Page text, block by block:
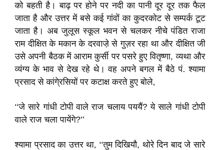
को बहती है। बाढ़ पर होने पर नदी का पानी दूर दूर तक फैल
जाता है और उत्तर में बसे कई गांवों का कुदरकोट से सम्पर्क टूट
जाता है। अब जुलूस स्कूल भवन से चलकर नीचे पंडित राजा
राम दीक्षित के मकान के दरवाजे़ से गुज़र रहा था और दीक्षित जी
उसे अपनी बैठक में आराम कुर्सी पर पसरे हुए वितृष्णा, व्यथा और
व्यंग्य के भाव से देख रहे थे। वह अपने बगल में बैठे पं. श्यामा
प्रसाद से कांगे्रसियों पर कटाक्ष करते हुए बोले,
‘‘जे सारे गांधी टोपी वाले राज चलाय पययैं? ये साले गांधी टोपी
वाले राज चला पायेंगे?’’
श्यामा प्रसाद का उत्तर था, ‘‘तुम दिखियौ, थोरे दिन बाद जे सारे